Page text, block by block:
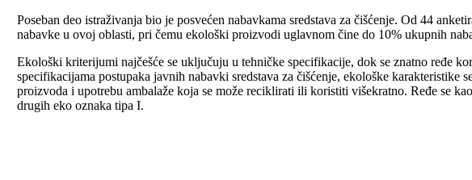
Poseban deo istraživanja bio je posvećen nabavkama sredstava za čišćenje. Od 44
nabavke u ovoj oblasti, pri čemu ekološki proizvodi uglavnom čine do 10% ukupnih
Ekološki kriterijumi najčešće se uključuju u tehničke specifikacije, dok se znatno ređe
specifikacijama postupaka javnih nabavki sredstava za čišćenje, ekološke karakteristike
proizvoda i upotrebu ambalaže koja se može reciklirati ili koristiti višekratno. Ređe se
drugih eko oznaka tipa I.